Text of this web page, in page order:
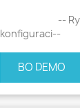
-- Rychlá
konfiguraci--
BO DEMO